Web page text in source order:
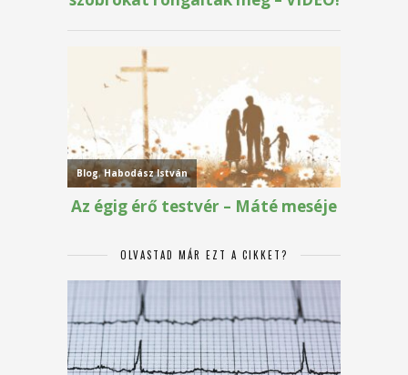
OLVASTAD MÁR EZT A CIKKET?